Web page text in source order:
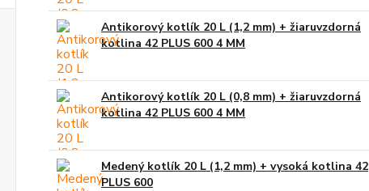
Antikorový kotlík 20 L (1,2 mm) + žiaruvzdorná
kotlina 42 PLUS 600 4 MM
Antikorový kotlík 20 L (0,8 mm) + žiaruvzdorná
kotlina 42 PLUS 600 4 MM
Medený kotlík 20 L (1,2 mm) + vysoká kotlina 42
PLUS 600